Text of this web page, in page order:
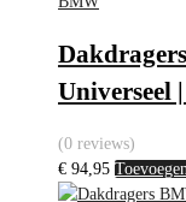
Universeel
(0 reviews)
€ 94,95